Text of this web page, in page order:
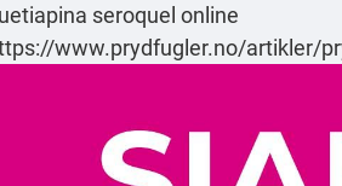
seroquel online
www.prydfugler.no/artikler/